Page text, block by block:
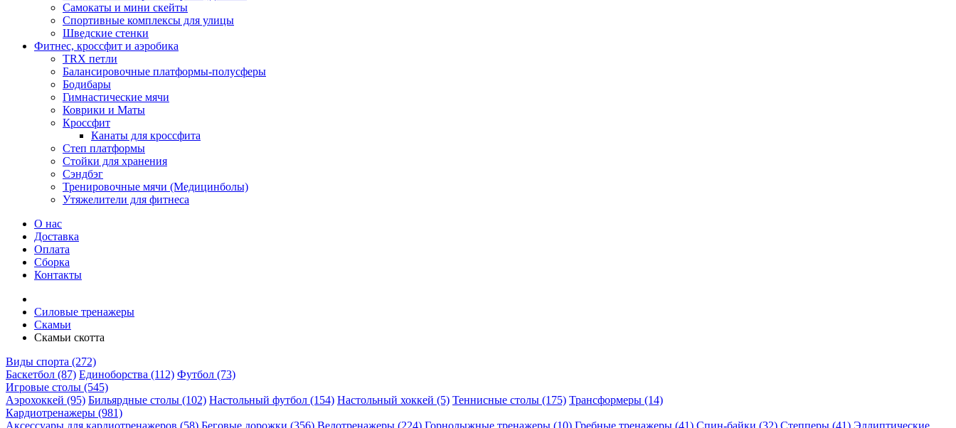
Самокаты и мини скейты
Спортивные комплексы для улицы
Шведские стенки
Фитнес, кроссфит и аэробика
TRX петли
Балансировочные платформы-полусферы
Бодибары
Гимнастические мячи
Коврики и Маты
Кроссфит
Канаты для кроссфита
Степ платформы
Стойки для хранения
Сэндбэг
Тренировочные мячи (Медицинболы)
Утяжелители для фитнеса
О нас
Доставка
Оплата
Сборка
Контакты
Силовые тренажеры
Скамьи
Скамьи скотта
Виды спорта (272)
Баскетбол (87) Единоборства (112) Футбол (73)
Игровые столы (545)
Аэрохоккей (95) Бильярдные столы (102) Настольный футбол (154) Настольный хоккей (5) Теннисные столы (175) Трансформеры (14)
Кардиотренажеры (981)
Аксессуары для кардиотренажеров (58) Беговые дорожки (356) Велотренажеры (224) Горнолыжные тренажеры (10) Гребные тренажеры (41) Спин-байки (32) Степперы (41) Эллиптические